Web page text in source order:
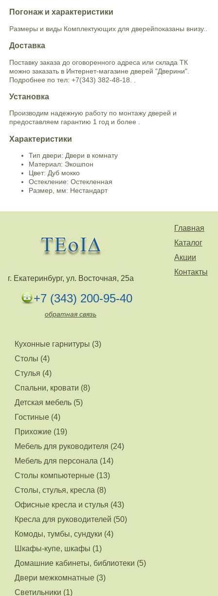
Погонаж и характеристики
Размеры и виды Комплектующих для дверейпоказаны внизу..
Доставка
Поставку заказа до оговоренного адреса или склада ТК
можно заказать в Интернет-магазине дверей "Дверини".
Подробнее по тел: +7(343) 382-48-18. .
Установка
Производим надежную работу по монтажу дверей и
предоставляем гарантию 1 год и более .
Характеристики
Тип двери: Двери в комнату
Материал: Экошпон
Цвет: Дуб мокко
Остекление: Остекленная
Размер, мм: Нестандарт
Главная
Каталог
Акции
Контакты
г. Екатеринбург, ул. Восточная, 25а
+7 (343) 200-95-40
обратная связь
Кухонные гарнитуры (3)
Столы (4)
Стулья (4)
Спальни, кровати (8)
Детская мебель (5)
Гостиные (4)
Прихожие (19)
Мебель для руководителя (24)
Мебель для персонала (14)
Столы компьютерные (13)
Столы, стулья, кресла (8)
Офисные кресла и стулья (43)
Кресла для руководителей (50)
Комоды, тумбы, сундуки (4)
Шкафы-купе, шкафы (1)
Домашние кабинеты, библиотеки (5)
Двери межкомнатные (3)
Светильники (1)